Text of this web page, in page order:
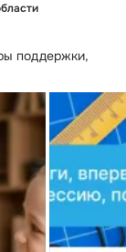
поддержки,